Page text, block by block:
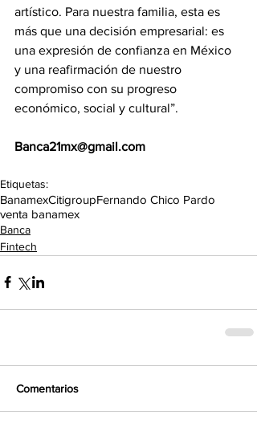
artístico. Para nuestra familia, esta es
más que una decisión empresarial: es
una expresión de confianza en México
y una reafirmación de nuestro
compromiso con su progreso
económico, social y cultural”.
Banca21mx@gmail.com
Etiquetas:
BanamexCitigroupFernando Chico Pardo
venta banamex
Banca
Fintech
Comentarios